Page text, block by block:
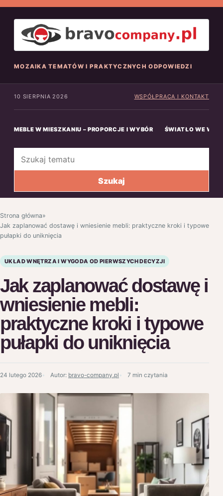
MOZAIKA TEMATÓW I PRAKTYCZNYCH ODPOWIEDZI
10 SIERPNIA 2026 WSPÓŁPRACA I KONTAKT
MEBLE W MIESZKANIU – PROPORCJE I WYBÓR ŚWIATŁO WE
Szukaj
Szukaj
Strona główna»
Jak zaplanować dostawę i wniesienie mebli: praktyczne kroki i typowe
pułapki do uniknięcia
UKŁAD WNĘTRZA I WYGODA OD PIERWSZYCH DECYZJI
Jak zaplanować dostawę i
wniesienie mebli:
praktyczne kroki i typowe
pułapki do uniknięcia
24 lutego 2026 Autor: bravo-company.pl 7 min czytania